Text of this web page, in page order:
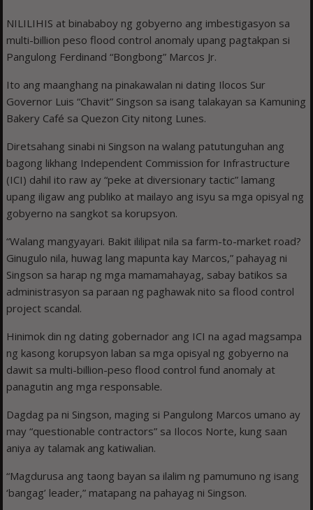
NILILIHIS at binababoy ng gobyerno ang imbestigasyon sa
multi-billion peso flood control anomaly upang pagtakpan si
Pangulong Ferdinand “Bongbong” Marcos Jr.
Ito ang maanghang na pinakawalan ni dating Ilocos Sur
Governor Luis “Chavit” Singson sa isang talakayan sa Kamuning
Bakery Café sa Quezon City nitong Lunes.
Diretsahang sinabi ni Singson na walang patutunguhan ang
bagong likhang Independent Commission for Infrastructure
(ICI) dahil ito raw ay “peke at diversionary tactic” lamang
upang iligaw ang publiko at mailayo ang isyu sa mga opisyal ng
gobyerno na sangkot sa korupsyon.
“Walang mangyayari. Bakit ililipat nila sa farm-to-market road?
Ginugulo nila, huwag lang mapunta kay Marcos,” pahayag ni
Singson sa harap ng mga mamamahayag, sabay batikos sa
administrasyon sa paraan ng paghawak nito sa flood control
project scandal.
Hinimok din ng dating gobernador ang ICI na agad magsampa
ng kasong korupsyon laban sa mga opisyal ng gobyerno na
dawit sa multi-billion-peso flood control fund anomaly at
panagutin ang mga responsable.
Dagdag pa ni Singson, maging si Pangulong Marcos umano ay
may “questionable contractors” sa Ilocos Norte, kung saan
aniya ay talamak ang katiwalian.
“Magdurusa ang taong bayan sa ilalim ng pamumuno ng isang
‘bangag’ leader,” matapang na pahayag ni Singson.